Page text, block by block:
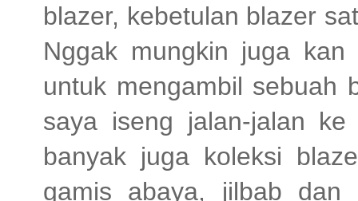
blazer, kebetulan blazer
Nggak mungkin juga
untuk mengambil sebuah
saya iseng jalan-jalan
banyak juga koleksi
gamis abaya, jilbab dan